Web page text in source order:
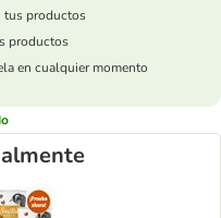
tus productos
productos
en cualquier momento